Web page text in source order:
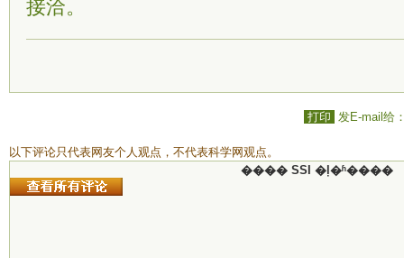
接洽。
打印 发E-mail给
以下评论只代表网友个人观点，不代表科学网观点。
���� SSI �ļ�ʱ����